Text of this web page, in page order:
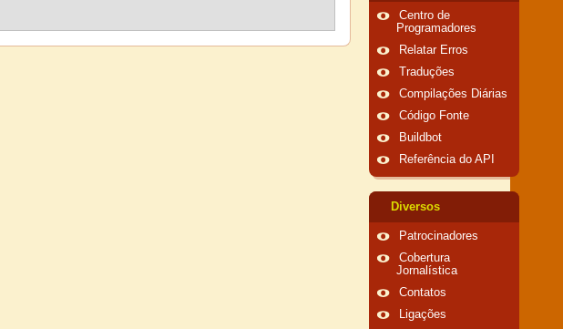
Centro de
Programadores
Relatar Erros
Traduções
Compilações Diárias
Código Fonte
Buildbot
Referência do API
Diversos
Patrocinadores
Cobertura
Jornalística
Contatos
Ligações